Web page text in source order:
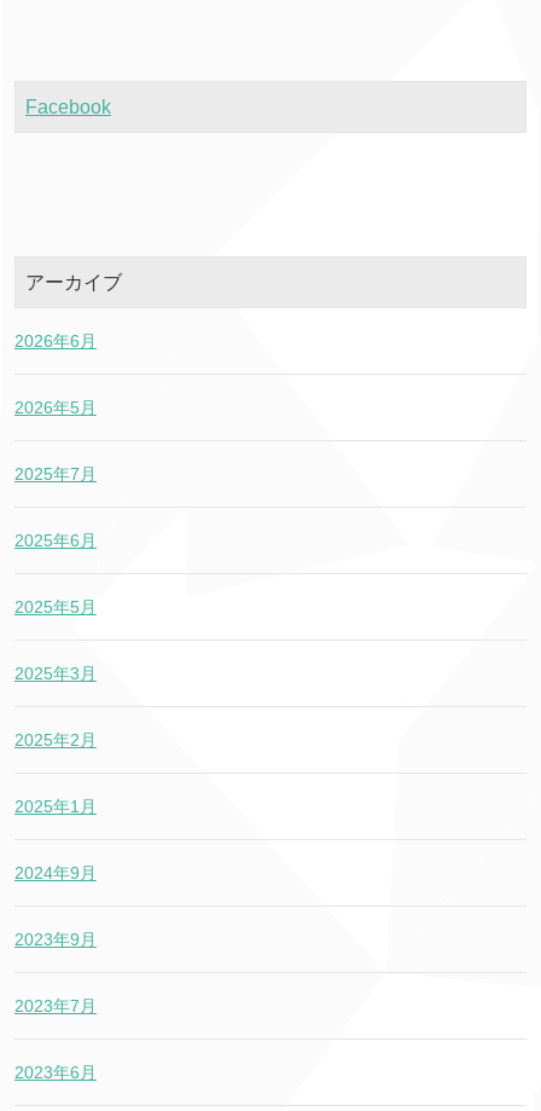
Facebook
アーカイブ
2026年6月
2026年5月
2025年7月
2025年6月
2025年5月
2025年3月
2025年2月
2025年1月
2024年9月
2023年9月
2023年7月
2023年6月